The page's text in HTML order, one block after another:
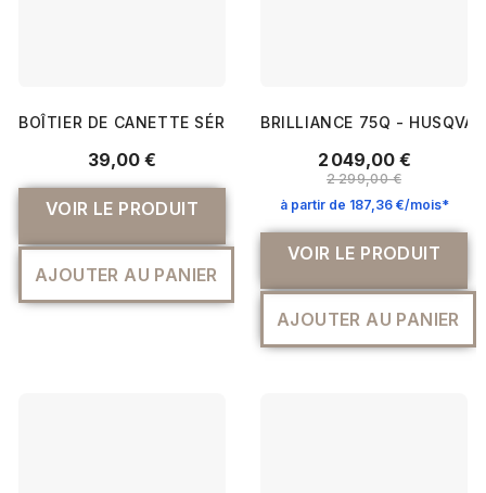
BOÎTIER DE CANETTE SÉRIE INNOVIS VQ2 - BROTHER
39,00 €
VOIR LE PRODUIT
AJOUTER AU PANIER
BRILLIANCE 75Q -
2 049,00 €
2 299,00 €
à partir de 187,36 €/mois*
VOIR LE PRODUIT
AJOUTER AU PANIER